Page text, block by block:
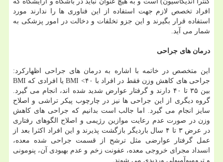
افراد تخصص لازم جهت استفاده از این فناوری ها را ندارند مورد
استفاده قرار بگیرند و این جزو تخلفات و دخالت در امور پزشکی به
شمار می آید.
درمان های جراحی
این متخصص در خاتمه با اشاره به درمان های جراحی اظهارکرد:
جراحی های کاهش وزن فقط در افراد با ۴۰> BMI یا افرادی که BMI
بین ۳۵ تا ۴۰ دارند و گرفتار عوارض شدید شده اند، انجام می گیرد.
گروه دیگری از این جراحی ها نیز در چارچوب پیکر تراشی و اصلاح
سایز انجام می گیرد. اما جالب است بدانیم که جراحی های کاهش
وزن در صورت عدم رعایت موازین رژیمی و اصلاح الگوهای رفتاری
در عرض ۳ تا ۴ سال باردیگر بازگشت پذیرند و این افراد اکثرا بعد از
عمل گرفتار عوارضی مثل ترشح از قسمت جراحی شده معده،
انسداد مجرای خروجی معده، عفونت زخم و عدم بهبودی آن، پنومونی
و ترومبوآمبولی وردیدی می شوند.